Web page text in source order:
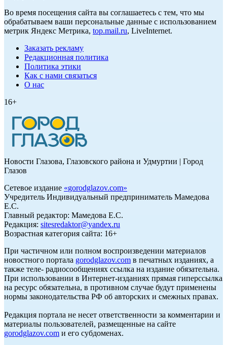
Во время посещения сайта вы соглашаетесь с тем, что мы
обрабатываем ваши персональные данные с использованием
метрик Яндекс Метрика, top.mail.ru, LiveInternet.
Заказать рекламу
Редакционная политика
Политика этики
Как с нами связаться
О нас
16+
Новости Глазова, Глазовского района и Удмуртии | Город
Глазов
Сетевое издание «gorodglazov.com»
Учредитель Индивидуальный предприниматель Мамедова
Е.С.
Главный редактор: Мамедова Е.С.
Редакция: sitesredaktor@yandex.ru
Возрастная категория сайта: 16+
При частичном или полном воспроизведении материалов
новостного портала gorodglazov.com в печатных изданиях, а
также теле- радиосообщениях ссылка на издание обязательна.
При использовании в Интернет-изданиях прямая гиперссылка
на ресурс обязательна, в противном случае будут применены
нормы законодательства РФ об авторских и смежных правах.
Редакция портала не несет ответственности за комментарии и
материалы пользователей, размещенные на сайте
gorodglazov.com и его субдоменах.